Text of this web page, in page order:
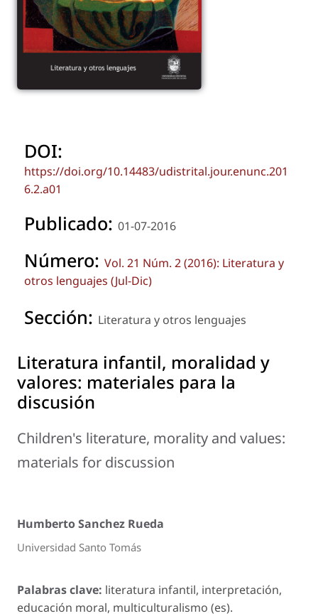
DOI:
https://doi.org/10.14483/udistrital.jour.enunc.201
6.2.a01
Publicado: 01-07-2016
Número: Vol. 21 Núm. 2 (2016): Literatura y
otros lenguajes (Jul-Dic)
Sección: Literatura y otros lenguajes
Literatura infantil, moralidad y
valores: materiales para la
discusión
Children's literature, morality and values:
materials for discussion
Humberto Sanchez Rueda
Universidad Santo Tomás
Palabras clave: literatura infantil, interpretación,
educación moral, multiculturalismo (es).